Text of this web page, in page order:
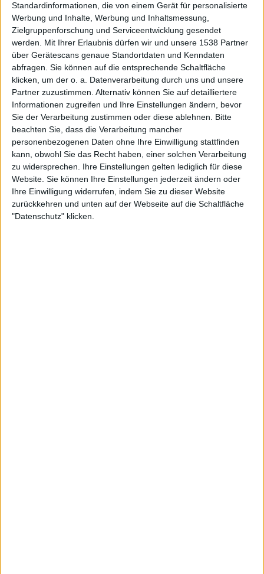
Standardinformationen, die von einem Gerät für personalisierte
Werbung und Inhalte, Werbung und Inhaltsmessung,
Zielgruppenforschung und Serviceentwicklung gesendet
werden. Mit Ihrer Erlaubnis dürfen wir und unsere 1538 Partner
über Gerätescans genaue Standortdaten und Kenndaten
abfragen. Sie können auf die entsprechende Schaltfläche
klicken, um der o. a. Datenverarbeitung durch uns und unsere
Partner zuzustimmen. Alternativ können Sie auf detailliertere
Informationen zugreifen und Ihre Einstellungen ändern, bevor
Sie der Verarbeitung zustimmen oder diese ablehnen. Bitte
beachten Sie, dass die Verarbeitung mancher
personenbezogenen Daten ohne Ihre Einwilligung stattfinden
kann, obwohl Sie das Recht haben, einer solchen Verarbeitung
zu widersprechen. Ihre Einstellungen gelten lediglich für diese
Website. Sie können Ihre Einstellungen jederzeit ändern oder
Ihre Einwilligung widerrufen, indem Sie zu dieser Website
zurückkehren und unten auf der Webseite auf die Schaltfläche
"Datenschutz" klicken.
Punkten
Nach Genres filtern►︎
Alben von Xandria